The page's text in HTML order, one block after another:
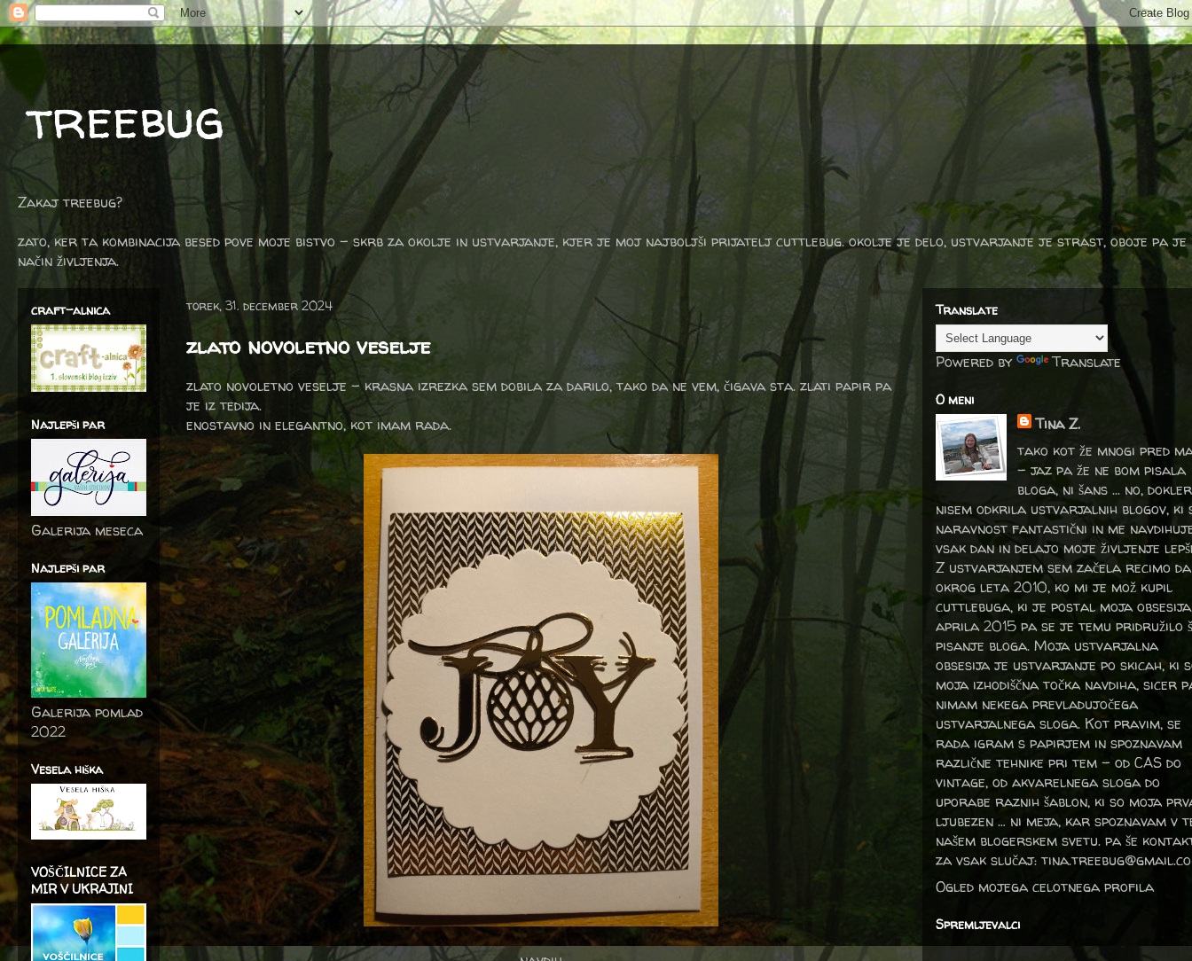
treebug
Zakaj treebug?
zato, ker ta kombinacija besed pove moje bistvo - skrb za okolje in ustvarjanje, kjer je moj najboljši prijatelj cuttlebug. okolje je delo, ustvarjanje je strast, oboje pa je
način življenja.
torek, 31. december 2024
zlato novoletno veselje
zlato novoletno veselje - krasna izrezka sem dobila za darilo, tako da ne vem, čigava sta. zlati papir pa
je iz tedija.
enostavno in elegantno, kot imam rada.
craft-alnica
Najlepši par
Galerija meseca
Najlepši par
Galerija pomlad
2022
Vesela hiška
VOŠČILNICE ZA
MIR V UKRAJINI
Translate
Powered by Translate
O meni
Tina Z.
tako kot že mnogi pred
- jaz pa že ne bom pisala
bloga, ni šans ... no, dokler
nisem odkrila ustvarjalnih blogov, ki
naravnost fantastični in me
vsak dan in delajo moje življenje
Z ustvarjanjem sem začela recimo da
okrog leta 2010, ko mi je mož kupil
cuttlebuga, ki je postal moja
aprila 2015 pa se je temu pridružilo
pisanje bloga. Moja ustvarjalna
obsesija je ustvarjanje po skicah, ki
moja izhodiščna točka navdiha, sicer
nimam nekega prevladujočega
ustvarjalnega sloga. Kot pravim, se
rada igram s papirjem in spoznavam
različne tehnike pri tem – od CAS do
vintage, od akvarelnega sloga do
uporabe raznih šablon, ki so moja
ljubezen … ni meja, kar spoznavam v
našem blogerskem svetu. pa še
za vsak slučaj:
Ogled mojega celotnega profila
Spremljevalci